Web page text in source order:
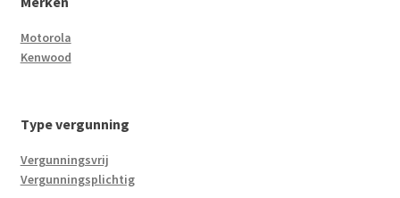
Motorola
Kenwood
Type vergunning
Vergunningsvrij
Vergunningsplichtig